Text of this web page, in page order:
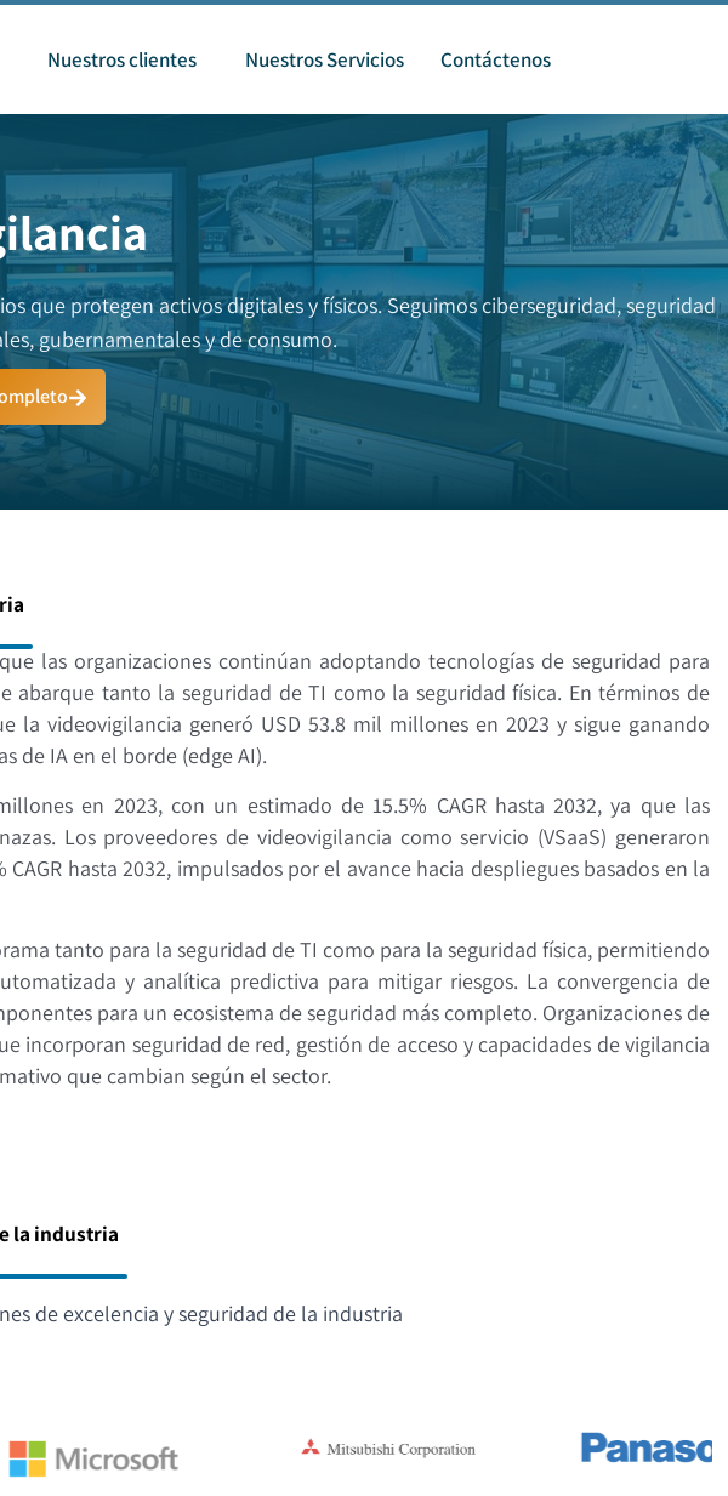
Nuestros clientes Nuestros Servicios Contáctenos
que protegen activos digitales y físicos. Seguimos ciberseguridad, seguridad
gubernamentales y de consumo.
las organizaciones continúan adoptando tecnologías de seguridad para
tanto la seguridad de TI como la seguridad física. En términos de
la videovigilancia generó USD 53.8 mil millones en 2023 y sigue ganando
de IA en el borde (edge AI).
en 2023, con un estimado de 15.5% CAGR hasta 2032, ya que las
Los proveedores de videovigilancia como servicio (VSaaS) generaron
hasta 2032, impulsados por el avance hacia despliegues basados en la
tanto para la seguridad de TI como para la seguridad física, permitiendo
y analítica predictiva para mitigar riesgos. La convergencia de
para un ecosistema de seguridad más completo. Organizaciones de
seguridad de red, gestión de acceso y capacidades de vigilancia
que cambian según el sector.
la industria
de excelencia y seguridad de la industria